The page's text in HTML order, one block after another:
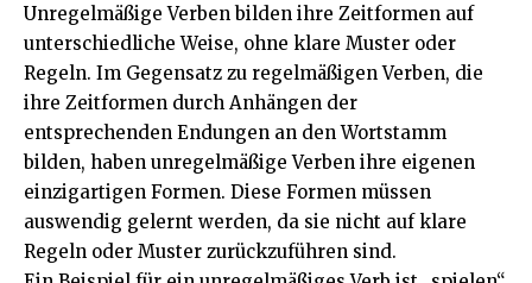
Unregelmäßige Verben bilden ihre Zeitformen auf
unterschiedliche Weise, ohne klare Muster oder
Regeln. Im Gegensatz zu regelmäßigen Verben, die
ihre Zeitformen durch Anhängen der
entsprechenden Endungen an den Wortstamm
bilden, haben unregelmäßige Verben ihre eigenen
einzigartigen Formen. Diese Formen müssen
auswendig gelernt werden, da sie nicht auf klare
Regeln oder Muster zurückzuführen sind.